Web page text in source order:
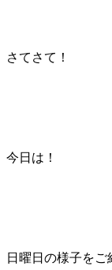
さてさて！
今日は！
日曜日の様子をご